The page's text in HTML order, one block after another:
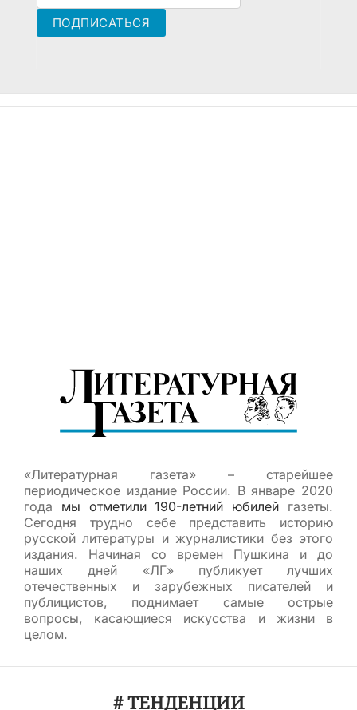
«Литературная газета» – старейшее
периодическое издание России. В январе 2020
года мы отметили 190-летний юбилей газеты.
Сегодня трудно себе представить историю
русской литературы и журналистики без этого
издания. Начиная со времен Пушкина и до
наших дней «ЛГ» публикует лучших
отечественных и зарубежных писателей и
публицистов, поднимает самые острые
вопросы, касающиеся искусства и жизни в
целом.
# ТЕНДЕНЦИИ